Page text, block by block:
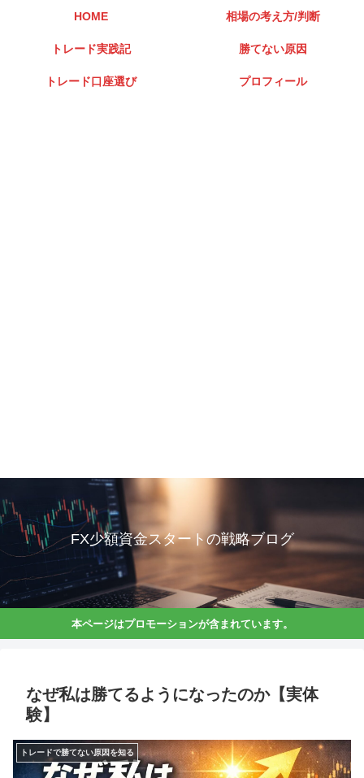
FX少額資金スタートの戦略ブログ
HOME 相場の考え方/判断
トレード実践記 勝てない原因
トレード口座選び プロフィール
本ページはプロモーションが含まれています。
なぜ私は勝てるようになったのか【実体
験】
トレードで勝てない原因を知る